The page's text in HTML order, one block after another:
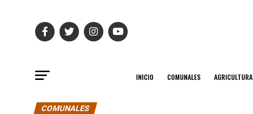
INICIO COMUNALES AGRICULTURA
COMUNALES